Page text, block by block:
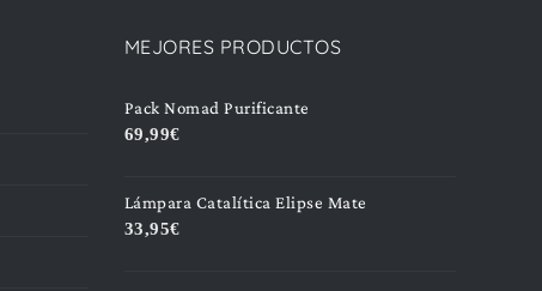
MEJORES PRODUCTOS
Pack Nomad Purificante
69,99€
Lámpara Catalítica Elipse Mate
33,95€